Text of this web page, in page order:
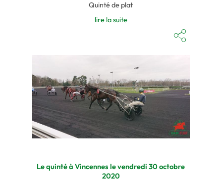
Quinté de plat
lire la suite
Le quinté à Vincennes le vendredi 30 octobre
2020